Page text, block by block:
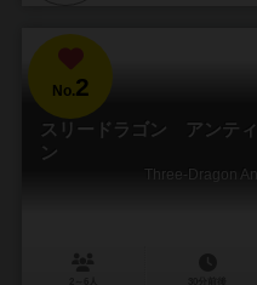
No.2
スリードラゴン アンテ
ン
Three-Dragon